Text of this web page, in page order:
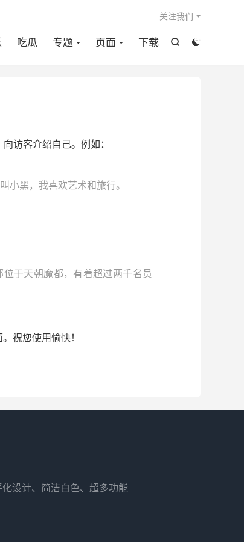


吃瓜 专题 页面 下载
关注我们
访客介绍自己。例如：
小黑，我喜欢艺术和旅行。
于天朝魔都，有着超过两千名员
祝您使用愉快！
设计、简洁白色、超多功能